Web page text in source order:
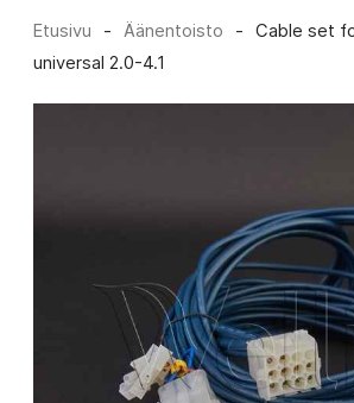
Etusivu - Äänentoisto -
Cable set
universal 2.0-4.1